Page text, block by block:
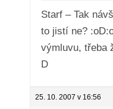
Starf – Tak
to jistí ne?
výmluvu, třeba
D
25. 10. 2007 v 16:56